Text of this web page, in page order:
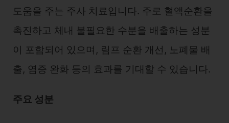
도움을 주는 주사 치료입니다. 주로 혈액순환을
촉진하고 체내 불필요한 수분을 배출하는 성분
이 포함되어 있으며, 림프 순환 개선, 노폐물 배
출, 염증 완화 등의 효과를 기대할 수 있습니다.
주요 성분